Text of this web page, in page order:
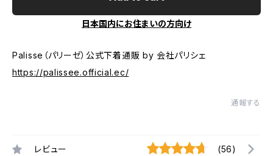
日本国内にお住まいの方向け
Palisse（パリーゼ）公式下着通販 by 会社パリシェ
https://palissee.official.ec/
通報する
レビュー (56)